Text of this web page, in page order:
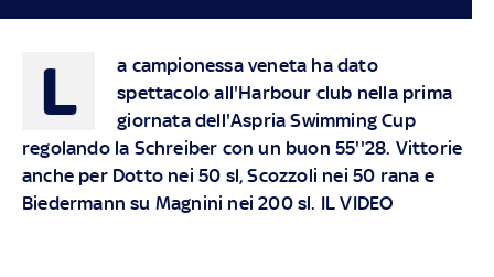
L
a campionessa veneta ha dato
spettacolo all'Harbour club nella prima
giornata dell'Aspria Swimming Cup
regolando la Schreiber con un buon 55''28. Vittorie
anche per Dotto nei 50 sl, Scozzoli nei 50 rana e
Biedermann su Magnini nei 200 sl. IL VIDEO